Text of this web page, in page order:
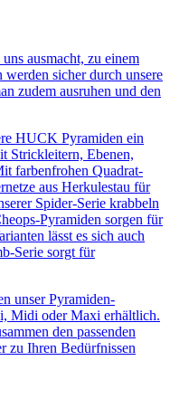
ausmacht, zu einem
sicher durch unsere
zudem ausruhen und den
HUCK Pyramiden ein
Strickleitern, Ebenen,
farbenfrohen Quadrat-
aus Herkulestau für
Spider-Serie krabbeln
Pyramiden sorgen für
lässt es sich auch
Serie sorgt für
unser Pyramiden-
Midi oder Maxi erhältlich.
den passenden
zu Ihren Bedürfnissen